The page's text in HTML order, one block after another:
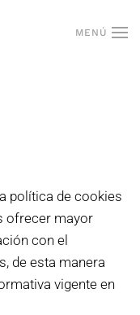
MENÚ
política de cookies
ofrecer mayor
con el
de esta manera
vigente en